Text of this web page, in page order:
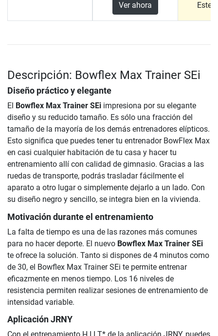
Ver ahora Este
Descripción: Bowflex Max Trainer SEi
Diseño práctico y elegante
El Bowflex Max Trainer SEi impresiona por su elegante
diseño y su reducido tamaño. Es sólo una fracción del
tamaño de la mayoría de los demás entrenadores elípticos.
Esto significa que puedes tener tu entrenador BowFlex Max
en casi cualquier habitación de tu casa y hacer tu
entrenamiento allí con calidad de gimnasio. Gracias a las
ruedas de transporte, podrás trasladar fácilmente el
aparato a otro lugar o simplemente dejarlo a un lado. Con
su diseño negro y sencillo, se integra bien en la vivienda.
Motivación durante el entrenamiento
La falta de tiempo es una de las razones más comunes
para no hacer deporte. El nuevo Bowflex Max Trainer SEi
te ofrece la solución. Tanto si dispones de 4 minutos como
de 30, el Bowflex Max Trainer SEi te permite entrenar
eficazmente en menos tiempo. Los 16 niveles de
resistencia permiten realizar sesiones de entrenamiento de
intensidad variable.
Aplicación JRNY